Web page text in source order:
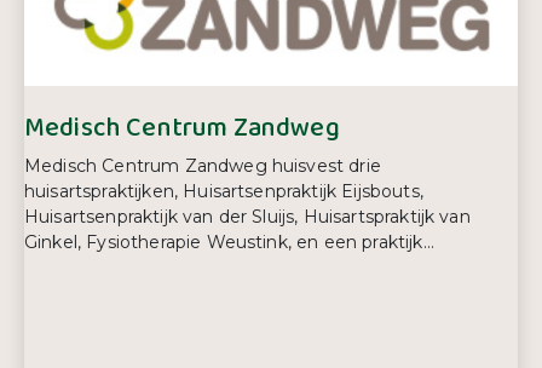
Telefoonnummer:
0343 57 75 08
Medisch Centrum Zandweg
Medisch Centrum Zandweg huisvest drie
huisartspraktijken, Huisartsenpraktijk Eijsbouts,
Huisartsenpraktijk van der Sluijs, Huisartspraktijk van
Ginkel, Fysiotherapie Weustink, en een praktijk...